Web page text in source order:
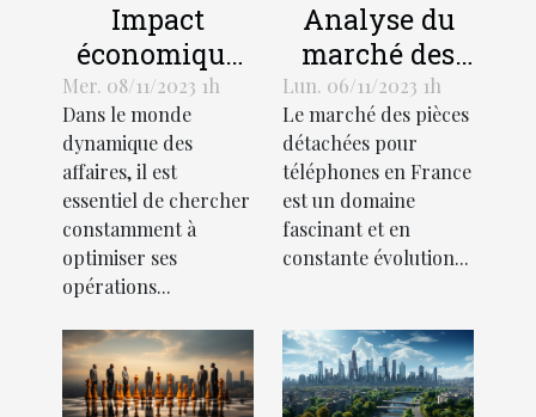
Impact
économique
de
l'optimisation
des affaires
Mer. 08/11/2023 1h
Dans le monde
dynamique des
affaires, il est
essentiel de chercher
constamment à
optimiser ses
opérations...
Analyse du
marché des
pièces
détachées
pour
téléphones en
France
Lun. 06/11/2023 1h
Le marché des pièces
détachées pour
téléphones en France
est un domaine
fascinant et en
constante évolution...